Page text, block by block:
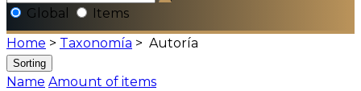
Global
Items
Home > Taxonomía > Autoría
Sorting
Name Amount of items